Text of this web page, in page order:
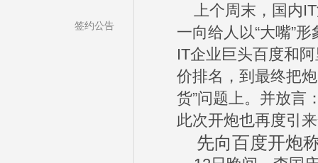
签约公告
上个周末，国内IT
一向给人以“大嘴”
IT企业巨头百度和
价排名，到最终把
货”问题上。并放言
此次开炮也再度引
先向百度开炮